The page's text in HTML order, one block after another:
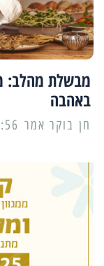
מבשלת מהלב:
באהבה
02/2025